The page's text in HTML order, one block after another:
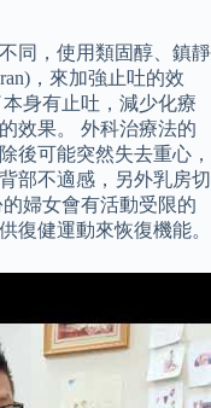
同，使用類固醇、鎮靜
，來加強止吐的效
身有止吐，減少化療
效果。 外科治療法的
後可能突然失去重心，
部不適感，另外乳房切
婦女會有活動受限的
復健運動來恢復機能。